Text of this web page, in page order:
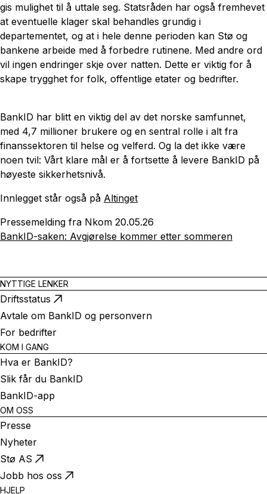
gis mulighet til å uttale seg. Statsråden har også fremhevet
at eventuelle klager skal behandles grundig i
departementet, og at i hele denne perioden kan Stø og
bankene arbeide med å forbedre rutinene. Med andre ord
vil ingen endringer skje over natten. Dette er viktig for å
skape trygghet for folk, offentlige etater og bedrifter.
BankID har blitt en viktig del av det norske samfunnet,
med 4,7 millioner brukere og en sentral rolle i alt fra
finanssektoren til helse og velferd. Og la det ikke være
noen tvil: Vårt klare mål er å fortsette å levere BankID på
høyeste sikkerhetsnivå.
Innlegget står også på Altinget
Pressemelding fra Nkom 20.05.26
BankID-saken: Avgjørelse kommer etter sommeren
NYTTIGE LENKER
Driftsstatus
Avtale om BankID og personvern
For bedrifter
KOM I GANG
Hva er BankID?
Slik får du BankID
BankID-app
OM OSS
Presse
Nyheter
Stø AS
Jobb hos oss
HJELP